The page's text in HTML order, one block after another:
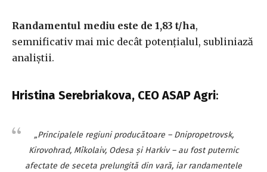
Randamentul mediu este de 1,83 t/ha,
semnificativ mai mic decât potențialul, subliniază
analiștii.
Hristina Serebriakova, CEO ASAP Agri:
„Principalele regiuni producătoare – Dnipropetrovsk,
Kirovohrad, Mîkolaiv, Odesa și Harkiv – au fost puternic
afectate de seceta prelungită din vară, iar randamentele